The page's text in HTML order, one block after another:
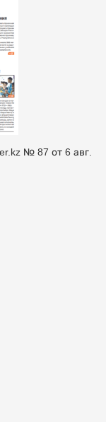
№ 87 от 6 авг.